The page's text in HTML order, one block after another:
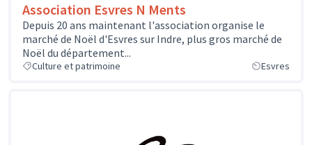
Association Esvres N Ments
Depuis 20 ans maintenant l'association organise le
marché de Noël d'Esvres sur Indre, plus gros marché de
Noël du département...
Culture et patrimoine Esvres